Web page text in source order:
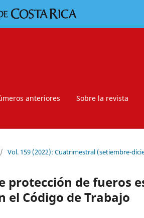
anteriores Sobre la revista
/ Vol. 159 (2022): Cuatrimestral (setiembre-
protección de fueros
el Código de Trabajo